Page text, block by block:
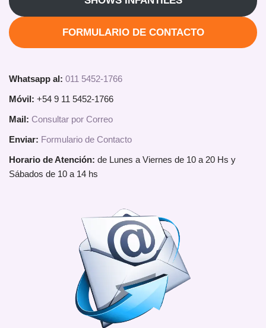
FORMULARIO DE CONTACTO
Whatsapp al: 011 5452-1766
Móvil: +54 9 11 5452-1766
Mail: Consultar por Correo
Enviar: Formulario de Contacto
Horario de Atención: de Lunes a Viernes de 10 a 20 Hs y
Sábados de 10 a 14 hs